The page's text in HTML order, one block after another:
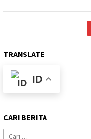
TRANSLATE
ID
CARI BERITA
Cari